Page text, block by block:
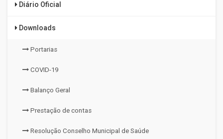
Diário Oficial
Downloads
Portarias
COVID-19
Balanço Geral
Prestação de contas
Resolução Conselho Municipal de Saúde